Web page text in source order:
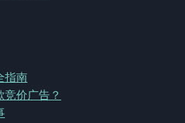
指南
竞价广告？